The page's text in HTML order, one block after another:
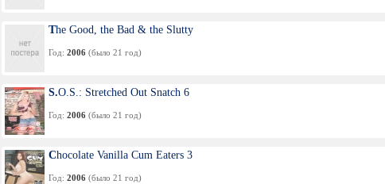
The Good, the Bad & the Slutty
Год: 2006 (было 21 год)
S.O.S.: Stretched Out Snatch 6
Год: 2006 (было 21 год)
Chocolate Vanilla Cum Eaters 3
Год: 2006 (было 21 год)